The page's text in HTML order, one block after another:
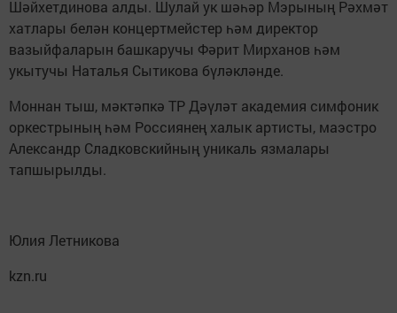
Шәйхетдинова алды. Шулай ук шәһәр Мэрының Рәхмәт
хатлары белән концертмейстер һәм директор
вазыйфаларын башкаручы Фәрит Мирханов һәм
укытучы Наталья Сытикова бүләкләнде.
Моннан тыш, мәктәпкә ТР Дәүләт академия симфоник
оркестрының һәм Россиянең халык артисты, маэстро
Александр Сладковскийның уникаль язмалары
тапшырылды.
Юлия Летникова
kzn.ru